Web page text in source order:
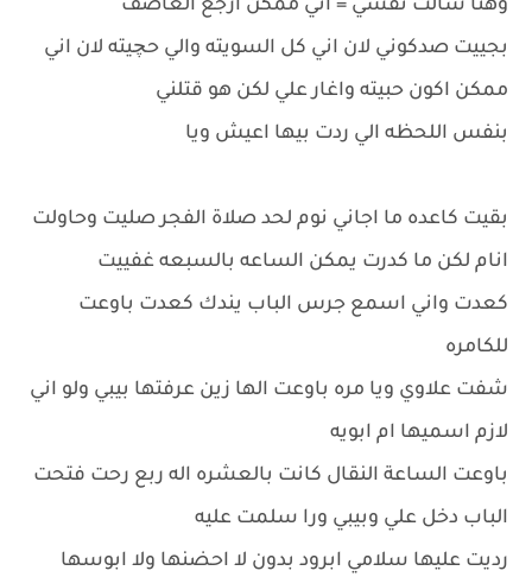
وهنا سالت نفسي = اني ممكن ارجع العاصف
بجييت صدكوني لان اني كل السويته والي حچيته لان اني
ممكن اكون حبيته واغار علي لكن هو قتلني
بنفس اللحظه الي ردت بيها اعيش ويا
بقيت كاعده ما اجاني نوم لحد صلاة الفجر صليت وحاولت
انام لكن ما كدرت يمكن الساعه بالسبعه غفييت
كعدت واني اسمع جرس الباب يندك كعدت باوعت
للكامره
شفت علاوي ويا مره باوعت الها زين عرفتها بيبي ولو اني
لازم اسميها ام ابويه
باوعت الساعة النقال كانت بالعشره اله ربع رحت فتحت
الباب دخل علي وبيبي ورا سلمت عليه
رديت عليها سلامي ابرود بدون لا احضنها ولا ابوسها